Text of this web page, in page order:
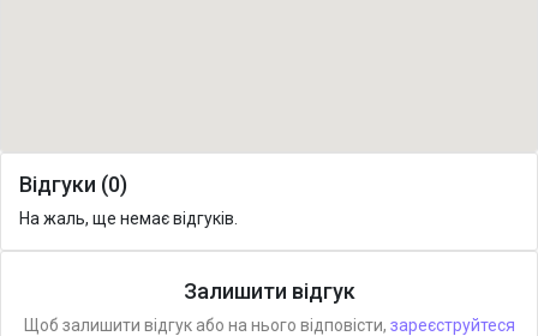
Відгуки (0)
На жаль, ще немає відгуків.
Залишити відгук
Щоб залишити відгук або на нього відповісти, зареєструйтеся